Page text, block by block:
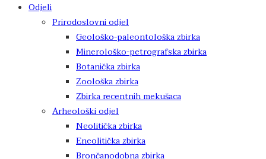
Odjeli
Prirodoslovni odjel
Geološko-paleontološka zbirka
Minerološko-petrografska zbirka
Botanička zbirka
Zoološka zbirka
Zbirka recentnih mekušaca
Arheološki odjel
Neolitička zbirka
Eneolitička zbirka
Brončanodobna zbirka